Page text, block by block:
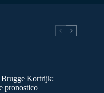
Kortrijk:
pronostico